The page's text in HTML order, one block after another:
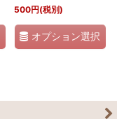
500円(税別)
オプション選択